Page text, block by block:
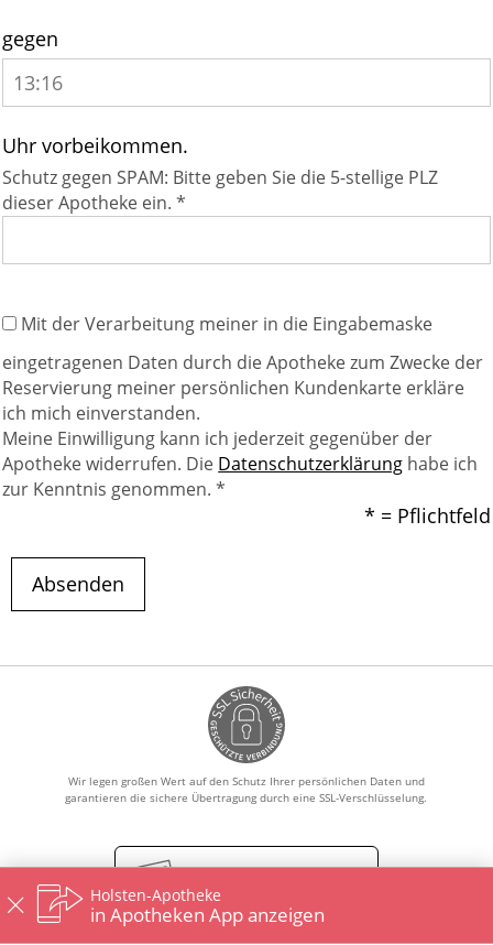
gegen
Uhr vorbeikommen.
Schutz gegen SPAM: Bitte geben Sie die 5-stellige PLZ
dieser Apotheke ein. *
Mit der Verarbeitung meiner in die Eingabemaske
eingetragenen Daten durch die Apotheke zum Zwecke der
Reservierung meiner persönlichen Kundenkarte erkläre
ich mich einverstanden.
Meine Einwilligung kann ich jederzeit gegenüber der
Apotheke widerrufen. Die Datenschutzerklärung habe ich
zur Kenntnis genommen. *
* = Pflichtfeld
Absenden
Wir legen großen Wert auf den Schutz Ihrer persönlichen Daten und
garantieren die sichere Übertragung durch eine SSL-Verschlüsselung.
Vertrag widerrufen
Holsten-Apotheke
in Apotheken App anzeigen